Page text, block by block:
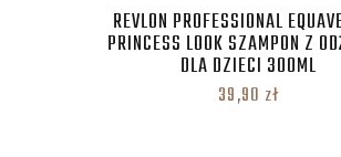
REVLON PROFESSIONAL
PRINCESS LOOK SZAMPON Z
DLA DZIECI 300ML
39,90 zł